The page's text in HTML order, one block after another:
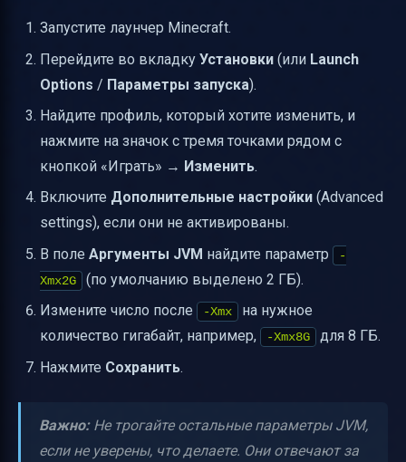
Запустите лаунчер Minecraft.
Перейдите во вкладку Установки (или Launch
Options / Параметры запуска).
Найдите профиль, который хотите изменить, и
нажмите на значок с тремя точками рядом с
кнопкой «Играть» → Изменить.
Включите Дополнительные настройки (Advanced
settings), если они не активированы.
В поле Аргументы JVM найдите параметр
-
Xmx2G
(по умолчанию выделено 2 ГБ).
Измените число после
-Xmx
на нужное
количество гигабайт, например,
-Xmx8G
для 8 ГБ.
Нажмите Сохранить.
Важно:Не трогайте остальные параметры JVM,
если не уверены, что делаете. Они отвечают за